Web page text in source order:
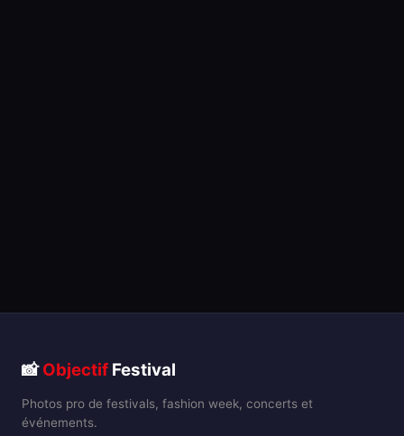
📸Objectif Festival
Photos pro de festivals, fashion week, concerts et
événements.